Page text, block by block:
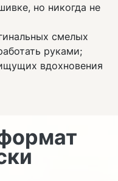
но никогда не
смелых
руками;
вдохновения